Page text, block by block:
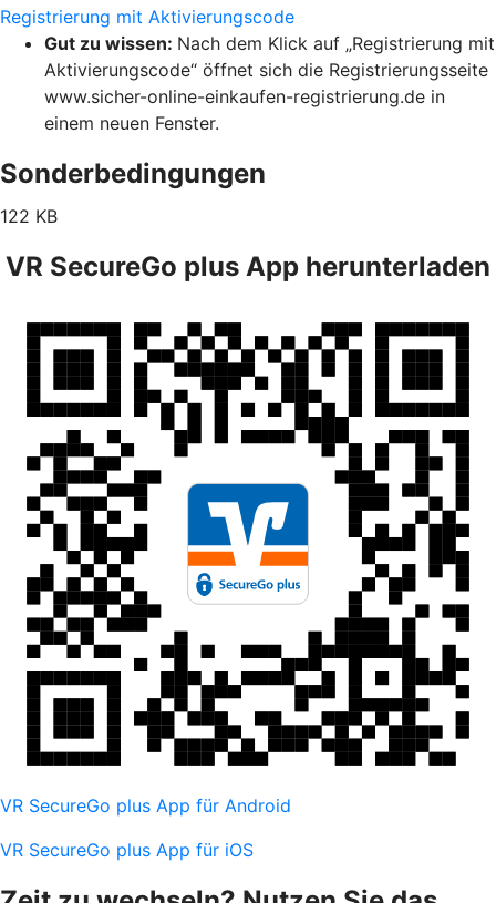
Registrierung mit Aktivierungscode
Gut zu wissen: Nach dem Klick auf „Registrierung mit
Aktivierungscode“ öffnet sich die Registrierungsseite
www.sicher-online-einkaufen-registrierung.de in
einem neuen Fenster.
Sonderbedingungen
122 KB
VR SecureGo plus App herunterladen
VR SecureGo plus App für Android
VR SecureGo plus App für iOS